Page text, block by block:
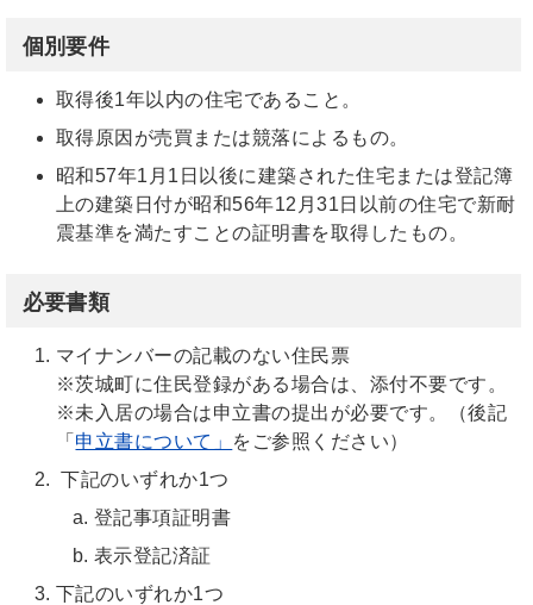
個別要件
取得後1年以内の住宅であること。
取得原因が売買または競落によるもの。
昭和57年1月1日以後に建築された住宅または登記簿
上の建築日付が昭和56年12月31日以前の住宅で新耐
震基準を満たすことの証明書を取得したもの。
必要書類
マイナンバーの記載のない住民票
※茨城町に住民登録がある場合は、添付不要です。
※未入居の場合は申立書の提出が必要です。（後記
「 申立書について」 をご参照ください）
下記のいずれか1つ
登記事項証明書
表示登記済証
下記のいずれか1つ